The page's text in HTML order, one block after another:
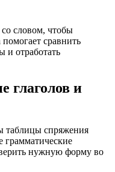
словом, чтобы
сравнить
и отработать
глаголов и
таблицы спряжения
грамматические
нужную форму во